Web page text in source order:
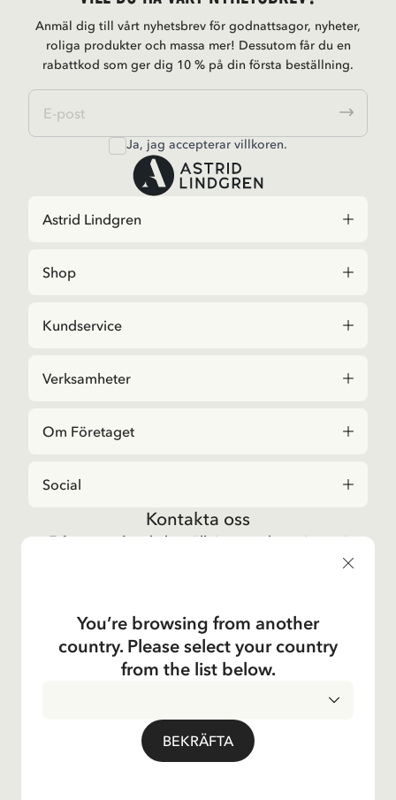
Anmäl dig till vårt nyhetsbrev för godnattsagor, nyheter,
roliga produkter och massa mer! Dessutom får du en
rabattkod som ger dig 10 % på din första beställning.
Ja, jag accepterar villkoren.
Astrid Lindgren
Shop
Kundservice
Verksamheter
Om Företaget
Social
Kontakta oss
Frågor angående beställningar och sortiment i
, vänligen kontakta vår
shop@astridlindgren.com
Om du vill komma i kontakt med Astrid Lindgren
Aktiebolag så hittar du alla medarbetare här:
LEVERANSLAND
INTEGRITETSPOLICY
ALLMÄNNA VILLKOR IMPRESSUM
You’re browsing from another
country. Please select your country
from the list below.
BEKRÄFTA